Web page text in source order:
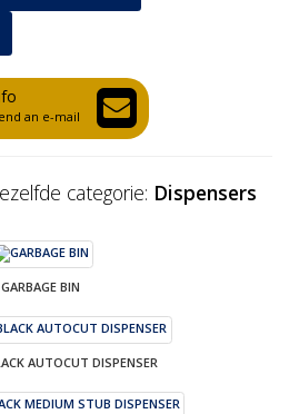
an e-mail
categorie: Dispensers
GARBAGE BIN
AUTOCUT DISPENSER